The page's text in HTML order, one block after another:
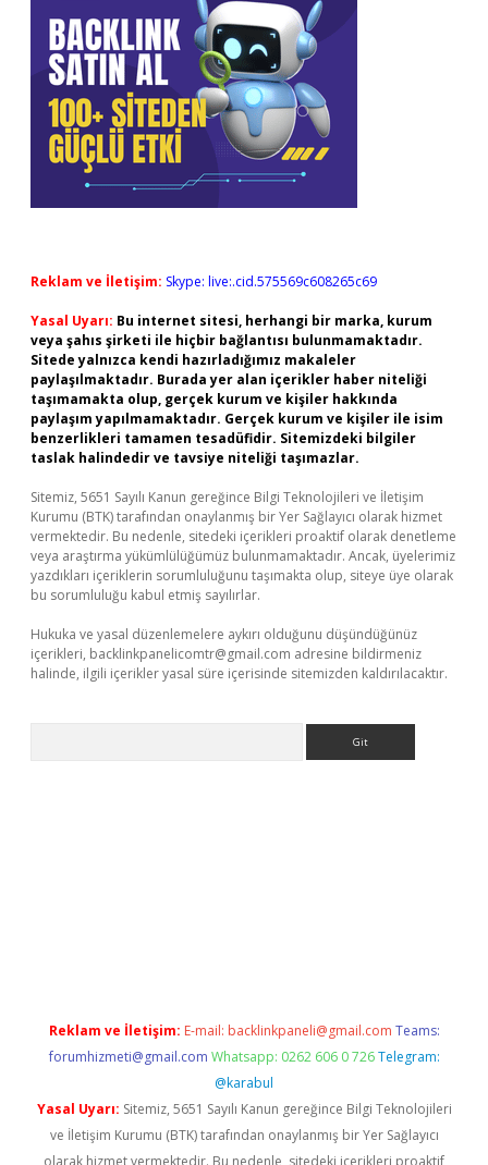
Reklam ve İletişim: Skype: live:.cid.575569c608265c69
Yasal Uyarı: Bu internet sitesi, herhangi bir marka, kurum
veya şahıs şirketi ile hiçbir bağlantısı bulunmamaktadır.
Sitede yalnızca kendi hazırladığımız makaleler
paylaşılmaktadır. Burada yer alan içerikler haber niteliği
taşımamakta olup, gerçek kurum ve kişiler hakkında
paylaşım yapılmamaktadır. Gerçek kurum ve kişiler ile isim
benzerlikleri tamamen tesadüfidir. Sitemizdeki bilgiler
taslak halindedir ve tavsiye niteliği taşımazlar.
Sitemiz, 5651 Sayılı Kanun gereğince Bilgi Teknolojileri ve İletişim
Kurumu (BTK) tarafından onaylanmış bir Yer Sağlayıcı olarak hizmet
vermektedir. Bu nedenle, sitedeki içerikleri proaktif olarak denetleme
veya araştırma yükümlülüğümüz bulunmamaktadır. Ancak, üyelerimiz
yazdıkları içeriklerin sorumluluğunu taşımakta olup, siteye üye olarak
bu sorumluluğu kabul etmiş sayılırlar.
Hukuka ve yasal düzenlemelere aykırı olduğunu düşündüğünüz
içerikleri, backlinkpanelicomtr@gmail.com adresine bildirmeniz
halinde, ilgili içerikler yasal süre içerisinde sitemizden kaldırılacaktır.
Reklam ve İletişim: E-mail: backlinkpaneli@gmail.com Teams:
forumhizmeti@gmail.com Whatsapp: 0262 606 0 726 Telegram:
@karabul
Yasal Uyarı: Sitemiz, 5651 Sayılı Kanun gereğince Bilgi Teknolojileri
ve İletişim Kurumu (BTK) tarafından onaylanmış bir Yer Sağlayıcı
olarak hizmet vermektedir. Bu nedenle, sitedeki içerikleri proaktif